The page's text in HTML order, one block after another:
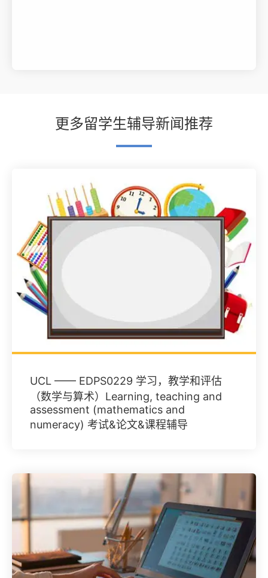
更多留学生辅导新闻推荐
UCL —— EDPS0229 学习，教学和评估
（数学与算术）Learning, teaching and
assessment (mathematics and
numeracy) 考试&论文&课程辅导